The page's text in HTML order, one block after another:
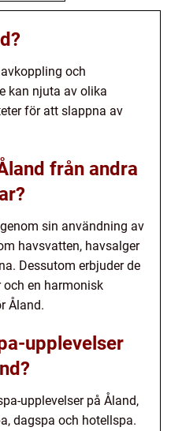
och
kan njuta av olika
för att slappna av
från andra
sin användning av
havsvatten, havsalger
Dessutom erbjuder de
en harmonisk
Åland.
upplevelser
upplevelser på Åland,
dagspa och hotellspa.